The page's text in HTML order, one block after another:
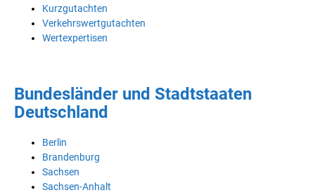
Kurzgutachten
Verkehrswertgutachten
Wertexpertisen
Bundesländer und Stadtstaaten
Deutschland
Berlin
Brandenburg
Sachsen
Sachsen-Anhalt